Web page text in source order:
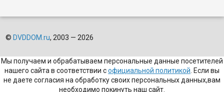
© DVDDOM.ru, 2003 — 2026
Мы получаем и обрабатываем персональные данные посетителей
нашего сайта в соответствии софициальной политикой. Если вы
не даете согласия на обработку своих персональных данных,вам
необходимо покинуть наш сайт.